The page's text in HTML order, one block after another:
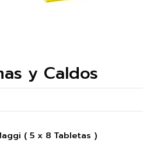
y Caldos
( 5 x 8 Tabletas )